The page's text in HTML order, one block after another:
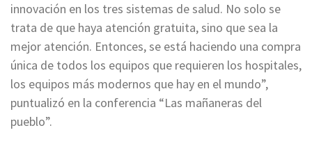
innovación en los tres sistemas de salud. No solo se
trata de que haya atención gratuita, sino que sea la
mejor atención. Entonces, se está haciendo una compra
única de todos los equipos que requieren los hospitales,
los equipos más modernos que hay en el mundo”,
puntualizó en la conferencia “Las mañaneras del
pueblo”.